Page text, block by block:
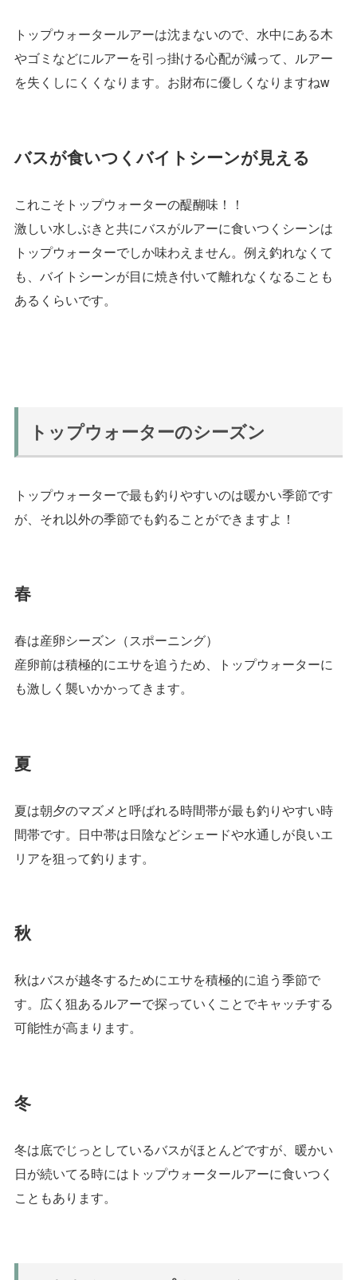
トップウォータールアーは沈まないので、水中にある木
やゴミなどにルアーを引っ掛ける心配が減って、ルアー
を失くしにくくなります。お財布に優しくなりますねw
バスが食いつくバイトシーンが見える
これこそトップウォーターの醍醐味！！
激しい水しぶきと共にバスがルアーに食いつくシーンは
トップウォーターでしか味わえません。例え釣れなくて
も、バイトシーンが目に焼き付いて離れなくなることも
あるくらいです。
トップウォーターのシーズン
トップウォーターで最も釣りやすいのは暖かい季節です
が、それ以外の季節でも釣ることができますよ！
春
春は産卵シーズン（スポーニング）
産卵前は積極的にエサを追うため、トップウォーターに
も激しく襲いかかってきます。
夏
夏は朝夕のマズメと呼ばれる時間帯が最も釣りやすい時
間帯です。日中帯は日陰などシェードや水通しが良いエ
リアを狙って釣ります。
秋
秋はバスが越冬するためにエサを積極的に追う季節で
す。広く狙あるルアーで探っていくことでキャッチする
可能性が高まります。
冬
冬は底でじっとしているバスがほとんどですが、暖かい
日が続いてる時にはトップウォータールアーに食いつく
こともあります。